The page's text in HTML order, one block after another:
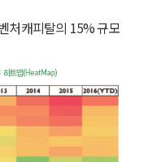
처캐피탈의 15% 규모